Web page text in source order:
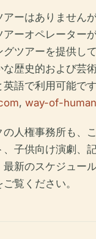
ーはありません
ーオペレーター
グツアーを提供し
な歴史的および芸
英語で利用可能です
, way-of-
人権事務所も、
子供向け演劇、
新のスケジュー
ご覧ください。